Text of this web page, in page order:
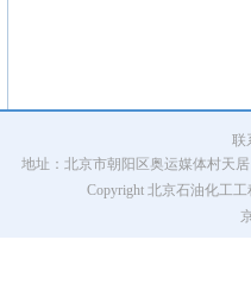
联
地址：北京市朝阳区奥运媒体村天
Copyright 北京石油化工